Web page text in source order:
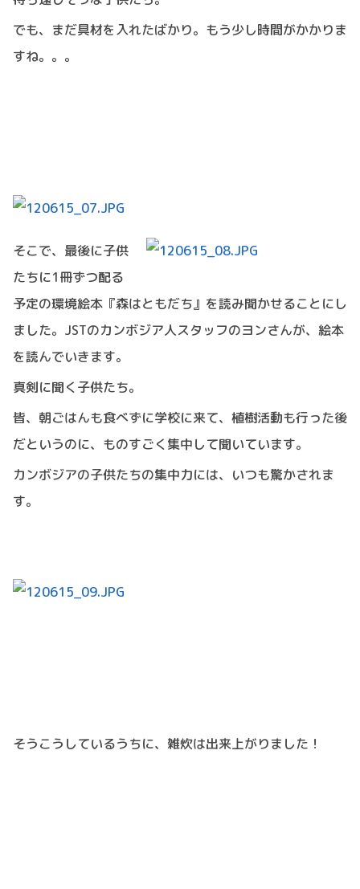
でも、まだ具材を入れたばかり。もう少し時間がかかりま
すね。。。
そこで、最後に子供
たちに1冊ずつ配る
予定の環境絵本『森はともだち』を読み聞かせることにし
ました。JSTのカンボジア人スタッフのヨンさんが、絵本
を読んでいきます。
真剣に聞く子供たち。
皆、朝ごはんも食べずに学校に来て、植樹活動も行った後
だというのに、ものすごく集中して聞いています。
カンボジアの子供たちの集中力には、いつも驚かされま
す。
そうこうしているうちに、雑炊は出来上がりました！